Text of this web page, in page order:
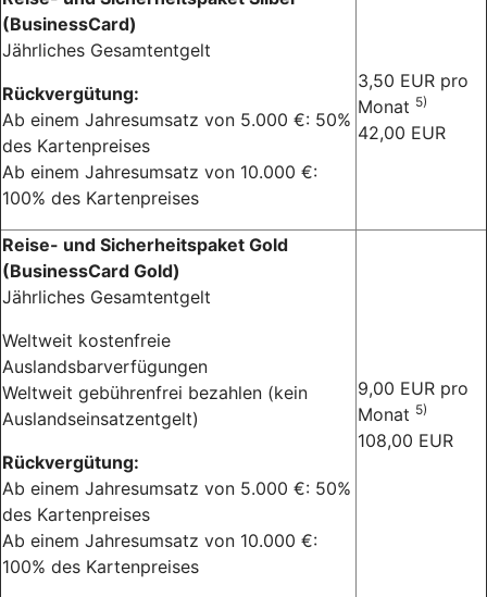
(BusinessCard)
Jährliches Gesamtentgelt
Rückvergütung:
Ab einem Jahresumsatz von 5.000 €: 50%
des Kartenpreises
Ab einem Jahresumsatz von 10.000 €:
100% des Kartenpreises
3,50 EUR pro
Monat 5)
42,00 EUR
Reise- und Sicherheitspaket Gold
(BusinessCard Gold)
Jährliches Gesamtentgelt
Weltweit kostenfreie
Auslandsbarverfügungen
Weltweit gebührenfrei bezahlen (kein
Auslandseinsatzentgelt)
Rückvergütung:
Ab einem Jahresumsatz von 5.000 €: 50%
des Kartenpreises
Ab einem Jahresumsatz von 10.000 €:
100% des Kartenpreises
9,00 EUR pro
Monat 5)
108,00 EUR